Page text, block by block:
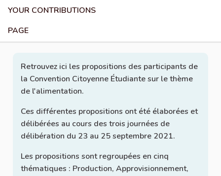
YOUR CONTRIBUTIONS
PAGE
Retrouvez ici les propositions des participants de
la Convention Citoyenne Étudiante sur le thème
de l'alimentation.
Ces différentes propositions ont été élaborées et
délibérées au cours des trois journées de
délibération du 23 au 25 septembre 2021.
Les propositions sont regroupées en cinq
thématiques : Production, Approvisionnement,